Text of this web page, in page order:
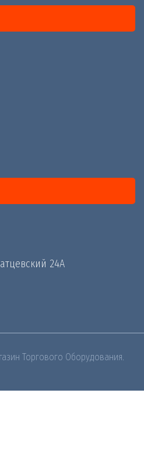
24А
Торгового Оборудования.